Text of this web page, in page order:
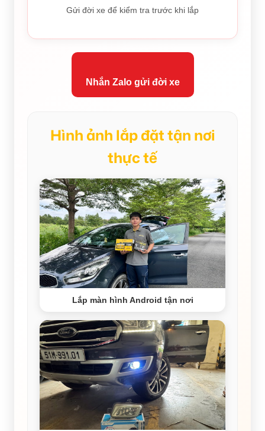
Gửi đời xe để kiểm tra trước khi lắp
Nhắn Zalo gửi đời xe
Hình ảnh lắp đặt tận nơi
thực tế
Lắp màn hình Android tận nơi